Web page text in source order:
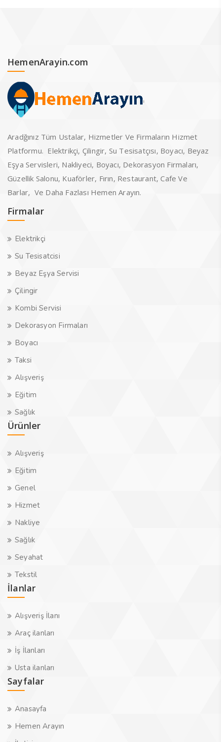
HemenArayin.com
Aradğınız Tüm Ustalar, Hizmetler Ve Firmaların Hizmet
Platformu. Elektrikçi, Çilingir, Su Tesisatçısı, Boyacı, Beyaz
Eşya Servisleri, Nakliyeci, Boyacı, Dekorasyon Firmaları,
Güzellik Salonu, Kuaförler, Fırın, Restaurant, Cafe Ve
Barlar, Ve Daha Fazlası Hemen Arayın.
Firmalar
Elektrikçi
Su Tesisatcisi
Beyaz Eşya Servisi
Çilingir
Kombi Servisi
Dekorasyon Firmaları
Boyacı
Taksi
Alışveriş
Eğitim
Sağlık
Ürünler
Alışveriş
Eğitim
Genel
Hizmet
Nakliye
Sağlık
Seyahat
Tekstil
İlanlar
Alışveriş İlanı
Araç ilanları
İş İlanları
Usta ilanları
Sayfalar
Anasayfa
Hemen Arayın